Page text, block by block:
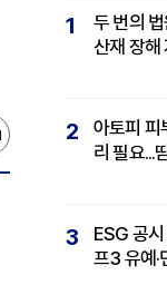
1
두 번의
산재 장해
2
아토피 피
리 필요...
3
ESG 공
프3 유예·